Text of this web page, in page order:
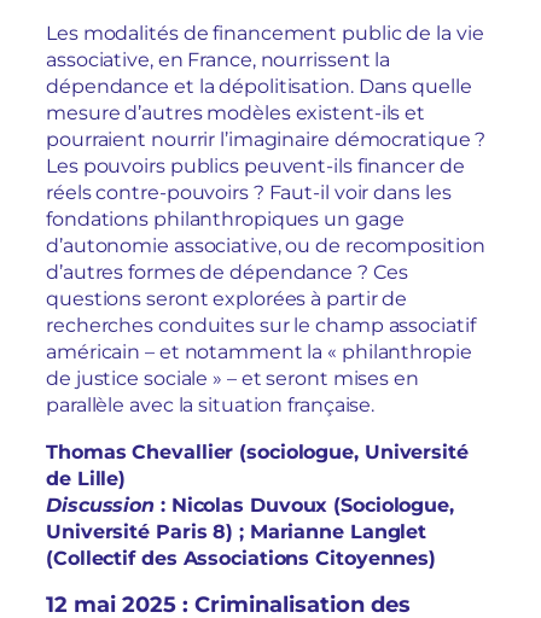
Les modalités de financement public de la vie
associative, en France, nourrissent la
dépendance et la dépolitisation. Dans quelle
mesure d’autres modèles existent-ils et
pourraient nourrir l’imaginaire démocratique ?
Les pouvoirs publics peuvent-ils financer de
réels contre-pouvoirs ? Faut-il voir dans les
fondations philanthropiques un gage
d’autonomie associative, ou de recomposition
d’autres formes de dépendance ? Ces
questions seront explorées à partir de
recherches conduites sur le champ associatif
américain – et notamment la « philanthropie
de justice sociale » – et seront mises en
parallèle avec la situation française.
Thomas Chevallier (sociologue, Université
de Lille)
Discussion : Nicolas Duvoux (Sociologue,
Université Paris 8) ; Marianne Langlet
(Collectif des Associations Citoyennes)
12 mai 2025 : Criminalisation des